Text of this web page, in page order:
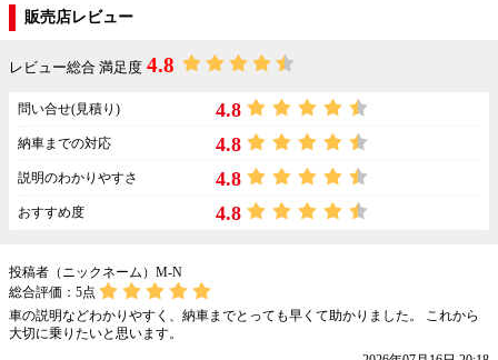
販売店レビュー
レビュー総合 満足度 4.8
問い合せ(見積り) 4.8
納車までの対応 4.8
説明のわかりやすさ 4.8
おすすめ度 4.8
投稿者（ニックネーム）M-N
総合評価： 5点
車の説明などわかりやすく、納車までとっても早くて助かりました。 これから
大切に乗りたいと思います。